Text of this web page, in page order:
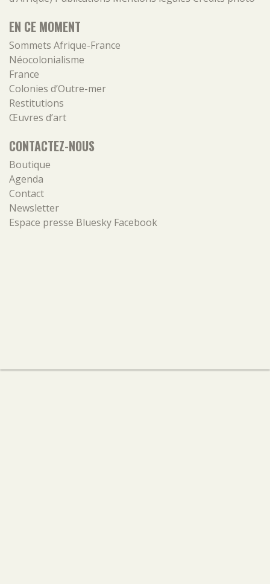
EN CE MOMENT
Sommets Afrique-France
Néocolonialisme
France
Colonies d’Outre-mer
Restitutions
Œuvres d’art
CONTACTEZ-NOUS
Boutique
Agenda
Contact
Newsletter
Espace presse Bluesky Facebook